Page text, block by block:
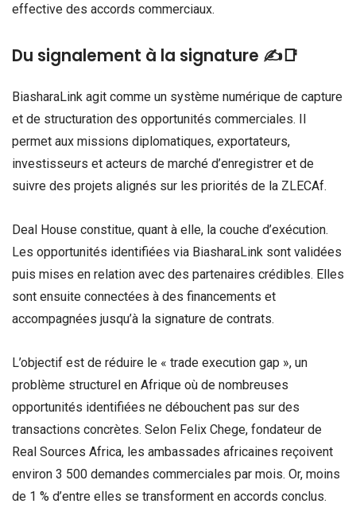
effective des accords commerciaux.
Du signalement à la signature ✍️📑
BiasharaLink agit comme un système numérique de capture
et de structuration des opportunités commerciales. Il
permet aux missions diplomatiques, exportateurs,
investisseurs et acteurs de marché d’enregistrer et de
suivre des projets alignés sur les priorités de la ZLECAf.
Deal House constitue, quant à elle, la couche d’exécution.
Les opportunités identifiées via BiasharaLink sont validées
puis mises en relation avec des partenaires crédibles. Elles
sont ensuite connectées à des financements et
accompagnées jusqu’à la signature de contrats.
L’objectif est de réduire le « trade execution gap », un
problème structurel en Afrique où de nombreuses
opportunités identifiées ne débouchent pas sur des
transactions concrètes. Selon Felix Chege, fondateur de
Real Sources Africa, les ambassades africaines reçoivent
environ 3 500 demandes commerciales par mois. Or, moins
de 1 % d’entre elles se transforment en accords conclus.